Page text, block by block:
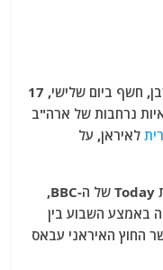
עיתונאי לשעבר של ה-BBC, מארק אורבן, חשף ביום שלישי, 17
צבאיות נרחבות של ארה"ב
לאיראן, על
בתוכנית Today של ה-BBC,
באמצע השבוע בין
החוץ האיראני עבאס